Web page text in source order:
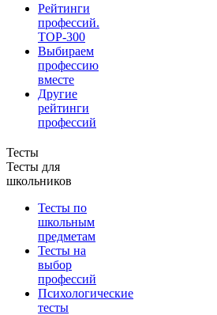
Рейтинги
профессий.
TOP-300
Выбираем
профессию
вместе
Другие
рейтинги
профессий
Тесты
Тесты для
школьников
Тесты по
школьным
предметам
Тесты на
выбор
профессий
Психологические
тесты